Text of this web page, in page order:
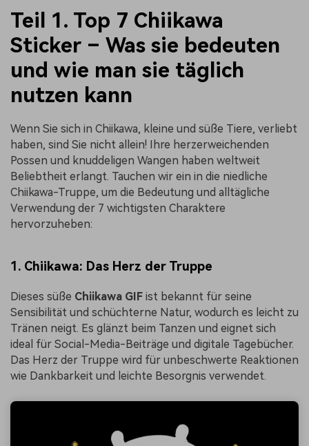
Teil 1. Top 7 Chiikawa
Sticker – Was sie bedeuten
und wie man sie täglich
nutzen kann
Wenn Sie sich in Chiikawa, kleine und süße Tiere, verliebt
haben, sind Sie nicht allein! Ihre herzerweichenden
Possen und knuddeligen Wangen haben weltweit
Beliebtheit erlangt. Tauchen wir ein in die niedliche
Chiikawa-Truppe, um die Bedeutung und alltägliche
Verwendung der 7 wichtigsten Charaktere
hervorzuheben:
1. Chiikawa: Das Herz der Truppe
Dieses süße Chiikawa GIF ist bekannt für seine
Sensibilität und schüchterne Natur, wodurch es leicht zu
Tränen neigt. Es glänzt beim Tanzen und eignet sich
ideal für Social-Media-Beiträge und digitale Tagebücher.
Das Herz der Truppe wird für unbeschwerte Reaktionen
wie Dankbarkeit und leichte Besorgnis verwendet.